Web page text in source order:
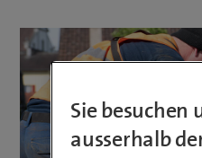
Sie besuchen
ausserhalb